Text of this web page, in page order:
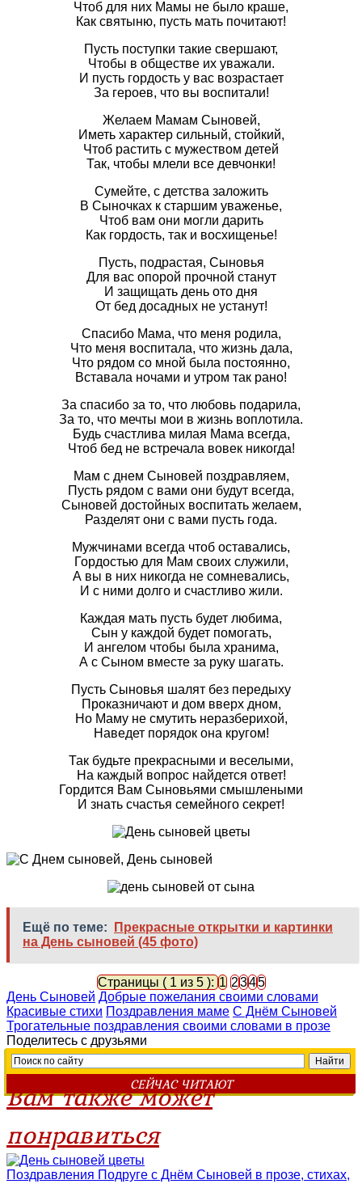
Чтоб для них Мамы не было краше,
Как святыню, пусть мать почитают!
Пусть поступки такие свершают,
Чтобы в обществе их уважали.
И пусть гордость у вас возрастает
За героев, что вы воспитали!
Желаем Мамам Сыновей,
Иметь характер сильный, стойкий,
Чтоб растить с мужеством детей
Так, чтобы млели все девчонки!
Сумейте, с детства заложить
В Сыночках к старшим уваженье,
Чтоб вам они могли дарить
Как гордость, так и восхищенье!
Пусть, подрастая, Сыновья
Для вас опорой прочной станут
И защищать день ото дня
От бед досадных не устанут!
Спасибо Мама, что меня родила,
Что меня воспитала, что жизнь дала,
Что рядом со мной была постоянно,
Вставала ночами и утром так рано!
За спасибо за то, что любовь подарила,
За то, что мечты мои в жизнь воплотила.
Будь счастлива милая Мама всегда,
Чтоб бед не встречала вовек никогда!
Мам с днем Сыновей поздравляем,
Пусть рядом с вами они будут всегда,
Сыновей достойных воспитать желаем,
Разделят они с вами пусть года.
Мужчинами всегда чтоб оставались,
Гордостью для Мам своих служили,
А вы в них никогда не сомневались,
И с ними долго и счастливо жили.
Каждая мать пусть будет любима,
Сын у каждой будет помогать,
И ангелом чтобы была хранима,
А с Сыном вместе за руку шагать.
Пусть Сыновья шалят без передыху
Проказничают и дом вверх дном,
Но Маму не смутить неразберихой,
Наведет порядок она кругом!
Так будьте прекрасными и веселыми,
На каждый вопрос найдется ответ!
Гордится Вам Сыновьями смышлеными
И знать счастья семейного секрет!
Ещё по теме:
Прекрасные открытки и картинки
на День сыновей (45 фото)
Страницы ( 1 из 5 ):1 2345
День Сыновей Добрые пожелания своими словами
Красивые стихи Поздравления маме С Днём Сыновей
Трогательные поздравления своими словами в прозе
Поделитесь с друзьями
СЕЙЧАС ЧИТАЮТ
Вам также может
понравиться
Поздравления Подруге с Днём Сыновей в прозе, стихах,